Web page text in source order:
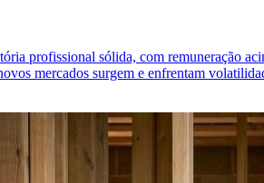
profissional sólida, com remuneração
mercados surgem e enfrentam